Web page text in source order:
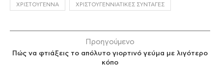
ΧΡΙΣΤΟΎΓΕΝΝΑ ΧΡΙΣΤΟΥΓΕΝΝΙΆΤΙΚΕΣ ΣΥΝΤΑΓΈΣ
Προηγούμενο
Πώς να φτιάξεις το απόλυτο γιορτινό γεύμα με λιγότερο
κόπο